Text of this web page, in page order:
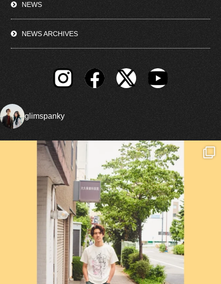
NEWS
NEWS ARCHIVES
glimspanky